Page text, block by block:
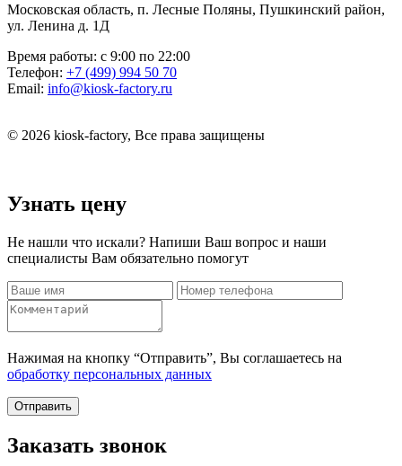
Московская область, п. Лесные Поляны, Пушкинский район,
ул. Ленина д. 1Д
Время работы: с 9:00 по 22:00
Телефон: +7 (499) 994 50 70
Email: info@kiosk-factory.ru
© 2026 kiosk-factory, Все права защищены
Узнать цену
Не нашли что искали? Напиши Ваш вопрос и наши
специалисты Вам обязательно помогут
Нажимая на кнопку “Отправить”, Вы соглашаетесь на
обработку персональных данных
Отправить
Заказать звонок